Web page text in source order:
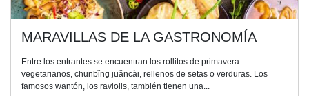
MARAVILLAS DE LA GASTRONOMÍA
Entre los entrantes se encuentran los rollitos de primavera
vegetarianos, chūnbǐng juǎncài, rellenos de setas o verduras. Los
famosos wantón, los raviolis, también tienen una...